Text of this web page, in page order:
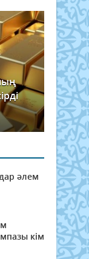
әлем
кім